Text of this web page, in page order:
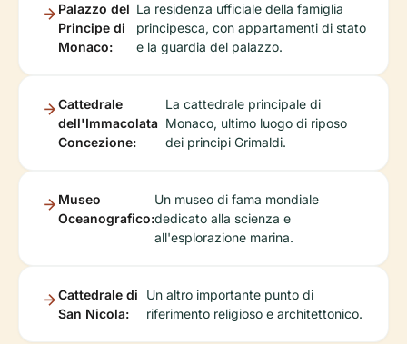
Palazzo del
Principe di
Monaco:
La residenza ufficiale della famiglia
principesca, con appartamenti di stato
e la guardia del palazzo.
Cattedrale
dell'Immacolata
Concezione:
La cattedrale principale di
Monaco, ultimo luogo di riposo
dei principi Grimaldi.
Museo
Oceanografico:
Un museo di fama mondiale
dedicato alla scienza e
all'esplorazione marina.
Cattedrale di
San Nicola:
Un altro importante punto di
riferimento religioso e architettonico.